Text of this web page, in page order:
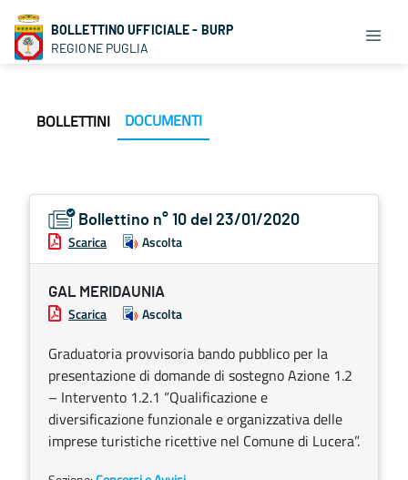
BOLLETTINO UFFICIALE - BURP
REGIONE PUGLIA
BOLLETTINI DOCUMENTI
Bollettino n° 10 del 23/01/2020
Scarica Ascolta
GAL MERIDAUNIA
Scarica Ascolta
Graduatoria provvisoria bando pubblico per la
presentazione di domande di sostegno Azione 1.2
– Intervento 1.2.1 “Qualificazione e
diversificazione funzionale e organizzativa delle
imprese turistiche ricettive nel Comune di Lucera”.